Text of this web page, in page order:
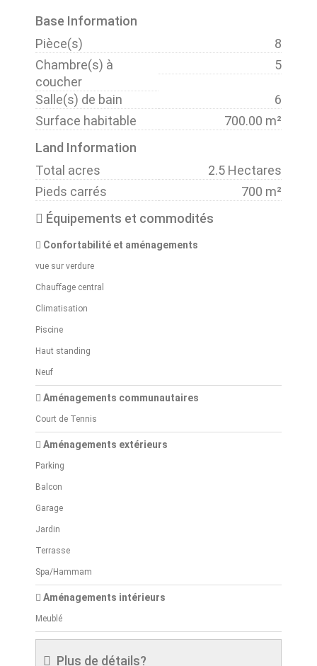
Base Information
Pièce(s)
8
Chambre(s) à
coucher
5
Salle(s) de bain
6
Surface habitable
700.00 m²
Land Information
Total acres
2.5 Hectares
Pieds carrés
700 m²
Équipements et commodités
Confortabilité et aménagements
vue sur verdure
Chauffage central
Climatisation
Piscine
Haut standing
Neuf
Aménagements communautaires
Court de Tennis
Aménagements extérieurs
Parking
Balcon
Garage
Jardin
Terrasse
Spa/Hammam
Aménagements intérieurs
Meublé
Plus de détails?